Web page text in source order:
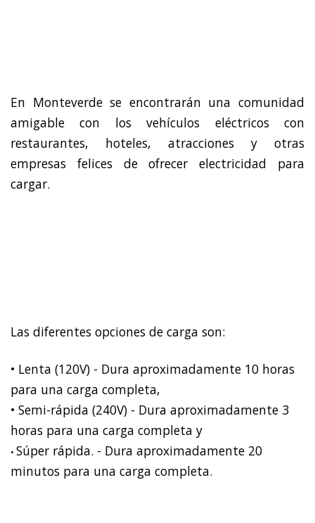
En Monteverde se encontrarán una comunidad
amigable con los vehículos eléctricos con
restaurantes, hoteles, atracciones y otras
empresas felices de ofrecer electricidad para
cargar.
Las diferentes opciones de carga son:
• Lenta (120V) - Dura aproximadamente 10 horas
para una carga completa,
• Semi-rápida (240V) - Dura aproximadamente 3
horas para una carga completa y
• Súper rápida. - Dura aproximadamente 20
minutos para una carga completa.